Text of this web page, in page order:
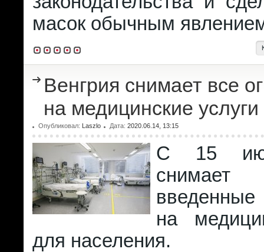
масок обычным
Венгрия снимает все
на медицинские услуги
Опубликовал: Laszlo Дата: 2020.06.14, 13:15
С 15
снимает
на
для населения.